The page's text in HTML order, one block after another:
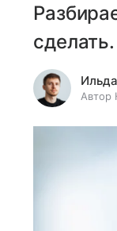
сделать.
Автор